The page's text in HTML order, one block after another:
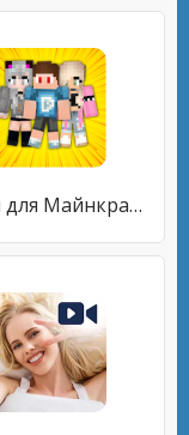
Скины для Майнкрафт